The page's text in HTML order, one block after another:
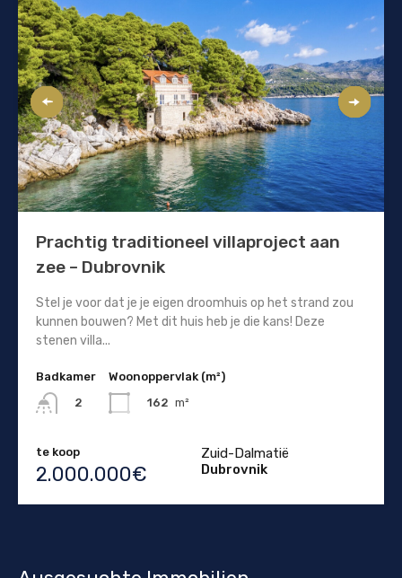
Prachtig traditioneel villaproject aan
zee – Dubrovnik
Stel je voor dat je je eigen droomhuis op het strand zou
kunnen bouwen? Met dit huis heb je die kans! Deze
stenen villa...
Badkamer
2
Woonoppervlak (m²)
162 m²
te koop
2.000.000€
Zuid-Dalmatië
Dubrovnik